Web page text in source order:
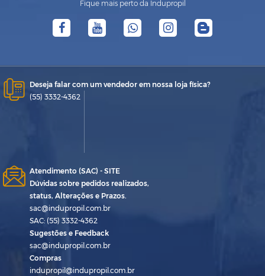
Fique mais perto da Indupropil
Deseja falar com um vendedor em nossa loja física?
(55) 3332-4362
Atendimento (SAC) - SITE
Dúvidas sobre pedidos realizados,
status, Alterações e Prazos.
sac@indupropil.com.br
SAC: (55) 3332-4362
Sugestões e Feedback
sac@indupropil.com.br
Compras
indupropil@indupropil.com.br